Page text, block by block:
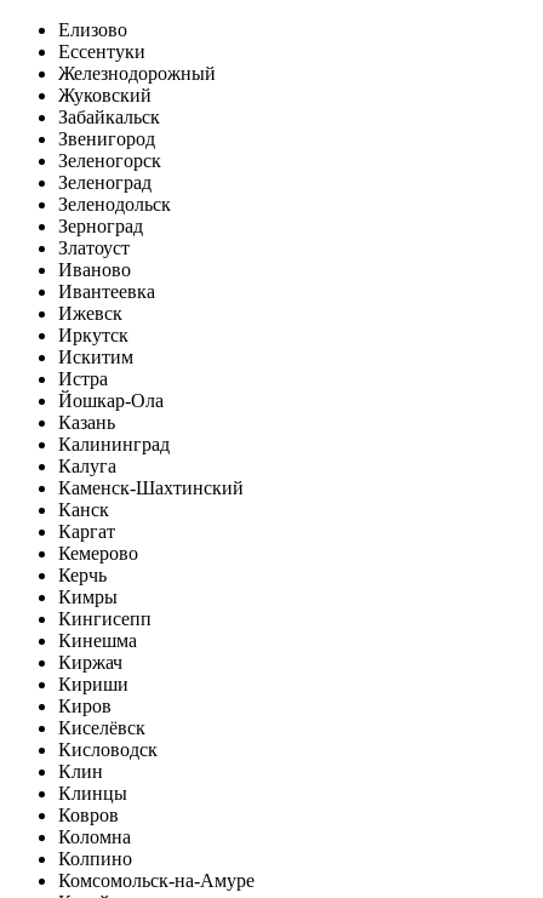
Елизово
Ессентуки
Железнодорожный
Жуковский
Забайкальск
Звенигород
Зеленогорск
Зеленоград
Зеленодольск
Зерноград
Златоуст
Иваново
Ивантеевка
Ижевск
Иркутск
Искитим
Истра
Йошкар-Ола
Казань
Калининград
Калуга
Каменск-Шахтинский
Канск
Каргат
Кемерово
Керчь
Кимры
Кингисепп
Кинешма
Киржач
Кириши
Киров
Киселёвск
Кисловодск
Клин
Клинцы
Ковров
Коломна
Колпино
Комсомольск-на-Амуре